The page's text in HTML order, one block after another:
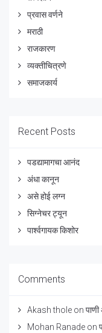
प्रवास वर्णने
मराठी
राजकारण
व्यक्तीचित्रणे
समाजकार्य
Recent Posts
पडद्यामागचा आनंद
अंधा कानून
असे होई लग्न
सिग्नेचर ट्यून
पार्श्वगायक किशोर
Comments
Akash thole on पाणी
Mohan Ranade on